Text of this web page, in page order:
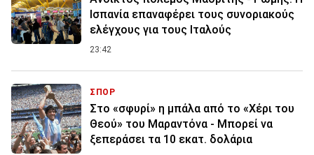
Ισπανία επαναφέρει τους συνοριακούς
ελέγχους για τους Ιταλούς
23:42
ΣΠΟΡ
Στο «σφυρί» η μπάλα από το «Χέρι του
Θεού» του Μαραντόνα - Μπορεί να
ξεπεράσει τα 10 εκατ. δολάρια